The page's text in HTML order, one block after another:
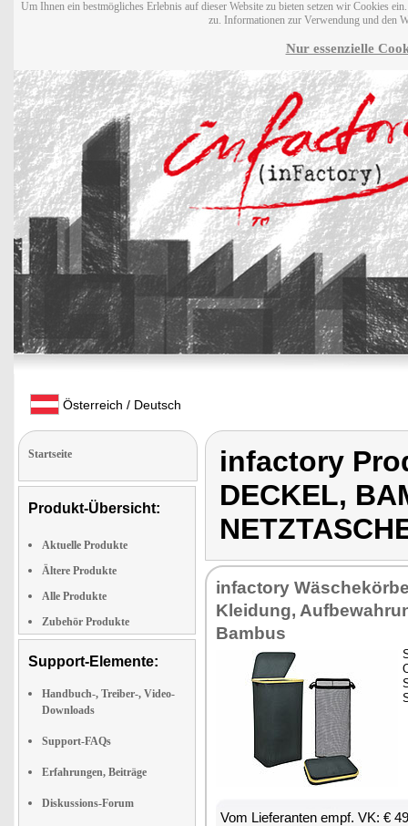
Um Ihnen ein bestmögliches Erlebnis auf dieser Website zu bieten setzen wir Cookies
zu. Informationen zur Verwendung und den
Nur essenzielle
Österreich / Deutsch
Startseite
Produkt-Übersicht:
Aktuelle Produkte
Ältere Produkte
Alle Produkte
Zubehör Produkte
Support-Elemente:
Handbuch-, Treiber-, Video-
Downloads
Support-FAQs
Erfahrungen, Beiträge
Diskussions-Forum
infactory
DECKEL,
infactory
Kleidung,
Bambus
Vom Lieferanten empf. VK: €